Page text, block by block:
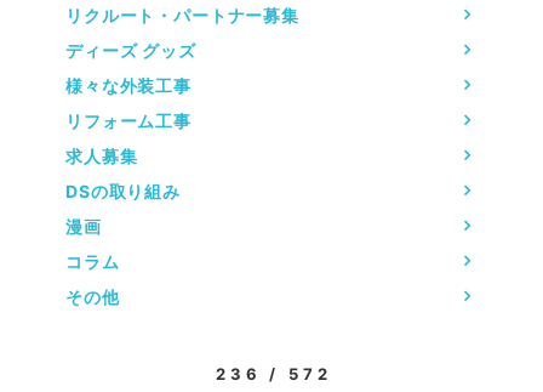
リクルート・パートナー募集
ディーズ グッズ
様々な外装工事
リフォーム工事
求人募集
DSの取り組み
漫画
コラム
その他
236 / 572